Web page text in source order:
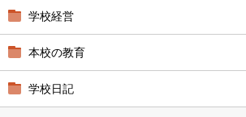
学校経営
本校の教育
学校日記